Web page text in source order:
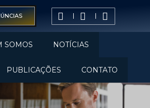
SOMOS NOTÍCIAS
PUBLICAÇÕES CONTATO